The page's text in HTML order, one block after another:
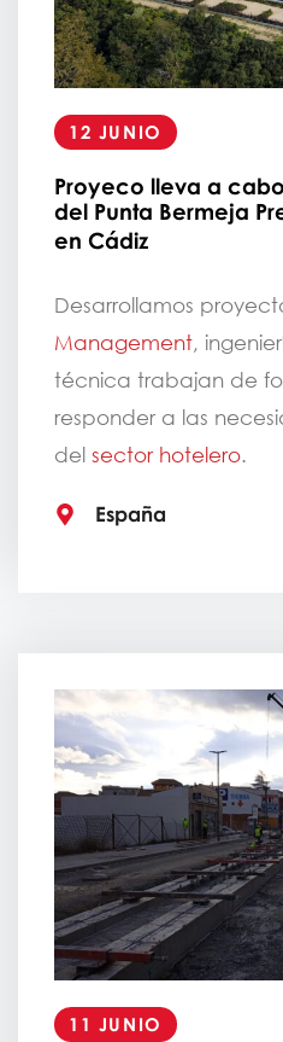
12 JUNIO
Proyeco lleva a
del Punta Bermeja
en Cádiz
Desarrollamos
Management,
técnica trabajan de
responder a las
del sector hotelero.
España
11 JUNIO